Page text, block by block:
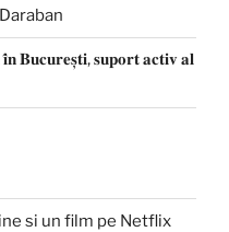
𝐢̂𝐧 𝐁𝐮𝐜𝐮𝐫𝐞𝐬̦𝐭𝐢, 𝐬𝐮𝐩𝐨𝐫𝐭 𝐚𝐜𝐭𝐢𝐯 𝐚𝐥
si un film pe Netflix